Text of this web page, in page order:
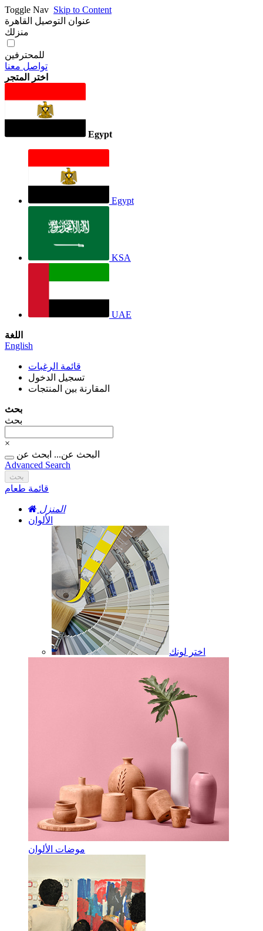
Toggle Nav Skip to Content
عنوان التوصيل القاهرة
منزلك
للمحترفين
تواصل معنا
اختر المتجر
Egypt
Egypt
KSA
UAE
اللغة
English
قائمة الرغبات
تسجيل الدخول
المقارنة بين المنتجات
بحث
بحث
×
البحث عن... ابحث عن
Advanced Search
بحث
قائمة طعام
المنزل
الألوان
اختر لونك
موضات الألوان